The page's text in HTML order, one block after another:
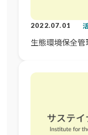
2022.07.01
生態環境保全